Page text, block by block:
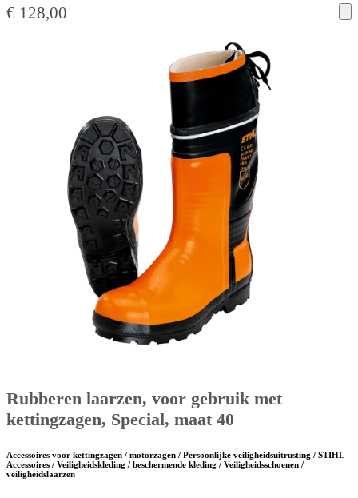
€ 128,00
Rubberen laarzen, voor gebruik met
kettingzagen, Special, maat 40
Accessoires voor kettingzagen / motorzagen / Persoonlijke veiligheidsuitrusting / STIHL
Accessoires / Veiligheidskleding / beschermende kleding / Veiligheidsschoenen /
veiligheidslaarzen